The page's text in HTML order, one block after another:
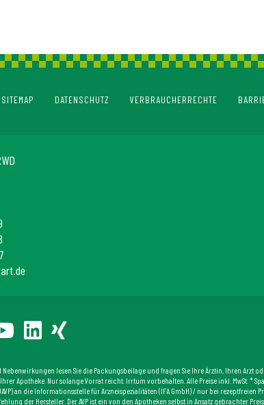
SITEMAP DATENSCHUTZ VERBRAUCHERRECHTE
Nebenwirkungen lesen Sie die Packungsbeilage und fragen Sie Ihre Ärztin, Ihren
Apotheke. Nur solange Vorrat reicht. Irrtum vorbehalten. Alle Preise inkl. MwSt.
an die Informationsstelle für Arzneispezialitäten (IFA GmbH) / nur bei rezeptfreien
der Hersteller. Der AVP ist ein von den Apotheken selbst in Ansatz gebrachter